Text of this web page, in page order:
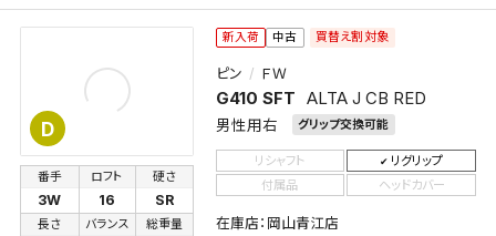
D
新入荷 中古 買替え割対象
ピン ＦＷ
G410 SFT ALTA J CB RED
男性用右 グリップ交換可能
番手
3W
ロフト
16
硬さ
SR
長さ バランス 総重量
リシャフト
リグリップ
付属品
ヘッドカバー
在庫店：岡山青江店